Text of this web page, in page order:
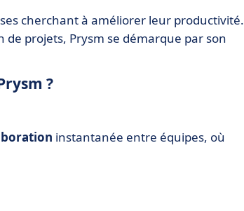
cherchant à améliorer leur productivité.
de projets, Prysm se démarque par son
?
instantanée entre équipes, où